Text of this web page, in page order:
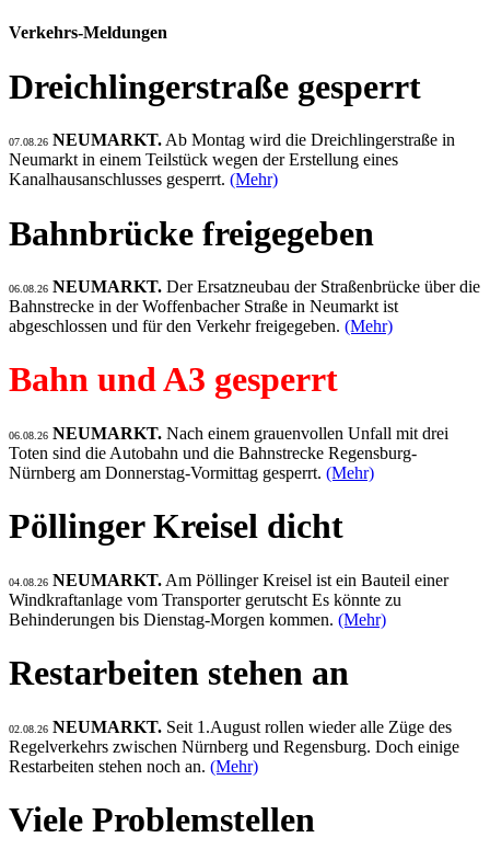
Verkehrs-Meldungen
Dreichlingerstraße gesperrt
07.08.26 NEUMARKT. Ab Montag wird die Dreichlingerstraße in
Neumarkt in einem Teilstück wegen der Erstellung eines
Kanalhausanschlusses gesperrt. (Mehr)
Bahnbrücke freigegeben
06.08.26 NEUMARKT. Der Ersatzneubau der Straßenbrücke über die
Bahnstrecke in der Woffenbacher Straße in Neumarkt ist
abgeschlossen und für den Verkehr freigegeben. (Mehr)
Bahn und A3 gesperrt
06.08.26 NEUMARKT. Nach einem grauenvollen Unfall mit drei
Toten sind die Autobahn und die Bahnstrecke Regensburg-
Nürnberg am Donnerstag-Vormittag gesperrt. (Mehr)
Pöllinger Kreisel dicht
04.08.26 NEUMARKT. Am Pöllinger Kreisel ist ein Bauteil einer
Windkraftanlage vom Transporter gerutscht Es könnte zu
Behinderungen bis Dienstag-Morgen kommen. (Mehr)
Restarbeiten stehen an
02.08.26 NEUMARKT. Seit 1.August rollen wieder alle Züge des
Regelverkehrs zwischen Nürnberg und Regensburg. Doch einige
Restarbeiten stehen noch an. (Mehr)
Viele Problemstellen